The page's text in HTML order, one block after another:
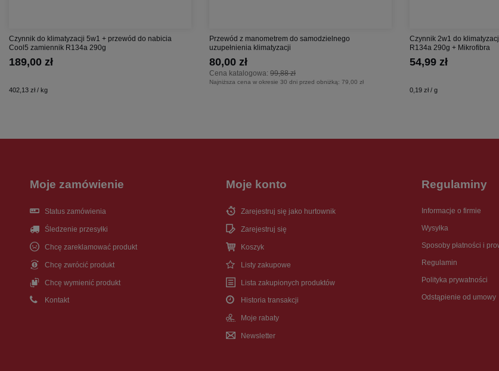
Czynnik do klimatyzacji 5w1 + przewód do nabicia
Cool5 zamiennik R134a 290g
189,00 zł
402,13 zł / kg
Przewód z manometrem do samodzielnego
uzupełnienia klimatyzacji
Cena katalogowa: 99,88 zł
80,00 zł
Najniższa cena w okresie 30 dni przed obniżką: 79,00 zł
Czynnik 2w1 do
R134a 290g + Mikrofibra
54,99 zł
0,19 zł / g
Moje zamówienie
Status zamówienia
Śledzenie przesyłki
Chcę zareklamować produkt
Chcę zwrócić produkt
Chcę wymienić produkt
Kontakt
Moje konto
Zarejestruj się jako hurtownik
Zarejestruj się
Koszyk
Listy zakupowe
Lista zakupionych produktów
Historia transakcji
Moje rabaty
Newsletter
Regulaminy
Informacje o firmie
Wysyłka
Sposoby płatności i
Regulamin
Polityka prywatności
Odstąpienie od umowy